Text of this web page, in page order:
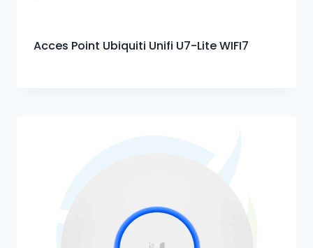
Acces Point Ubiquiti Unifi U7-Lite WIFI7